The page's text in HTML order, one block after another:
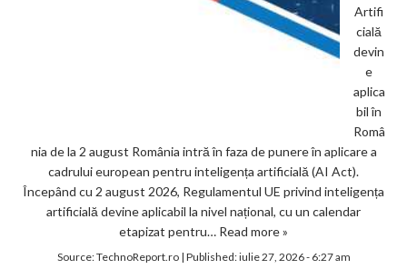
Artifi
cială
devin
e
aplica
bil în
Româ
nia de la 2 august România intră în faza de punere în aplicare a
cadrului european pentru inteligența artificială (AI Act).
Începând cu 2 august 2026, Regulamentul UE privind inteligența
artificială devine aplicabil la nivel național, cu un calendar
etapizat pentru… Read more »
Source:TechnoReport.ro| Published:iulie 27, 2026 - 6:27 am